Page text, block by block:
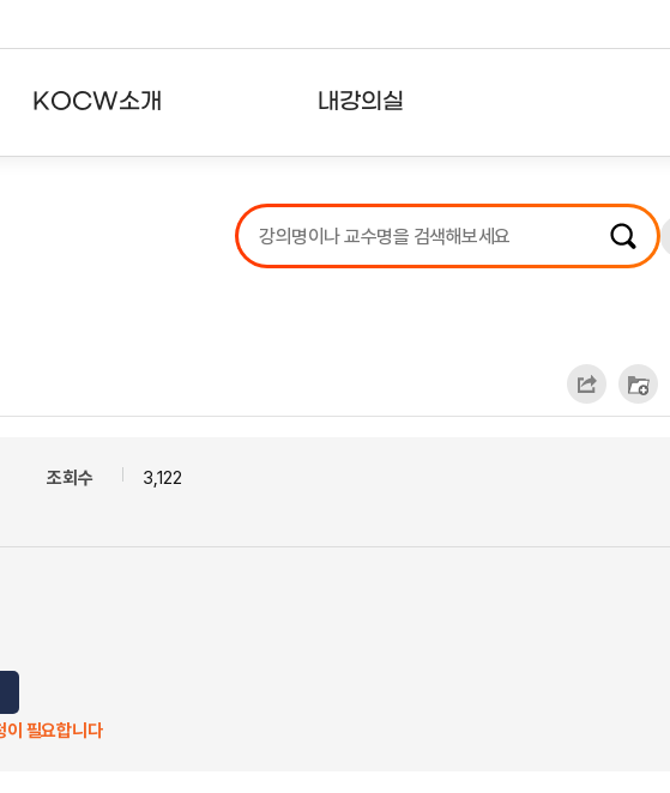
KOCW소개 내강의실
강의리스트
수강확인증강의
조회수 3,122
이 필요합니다